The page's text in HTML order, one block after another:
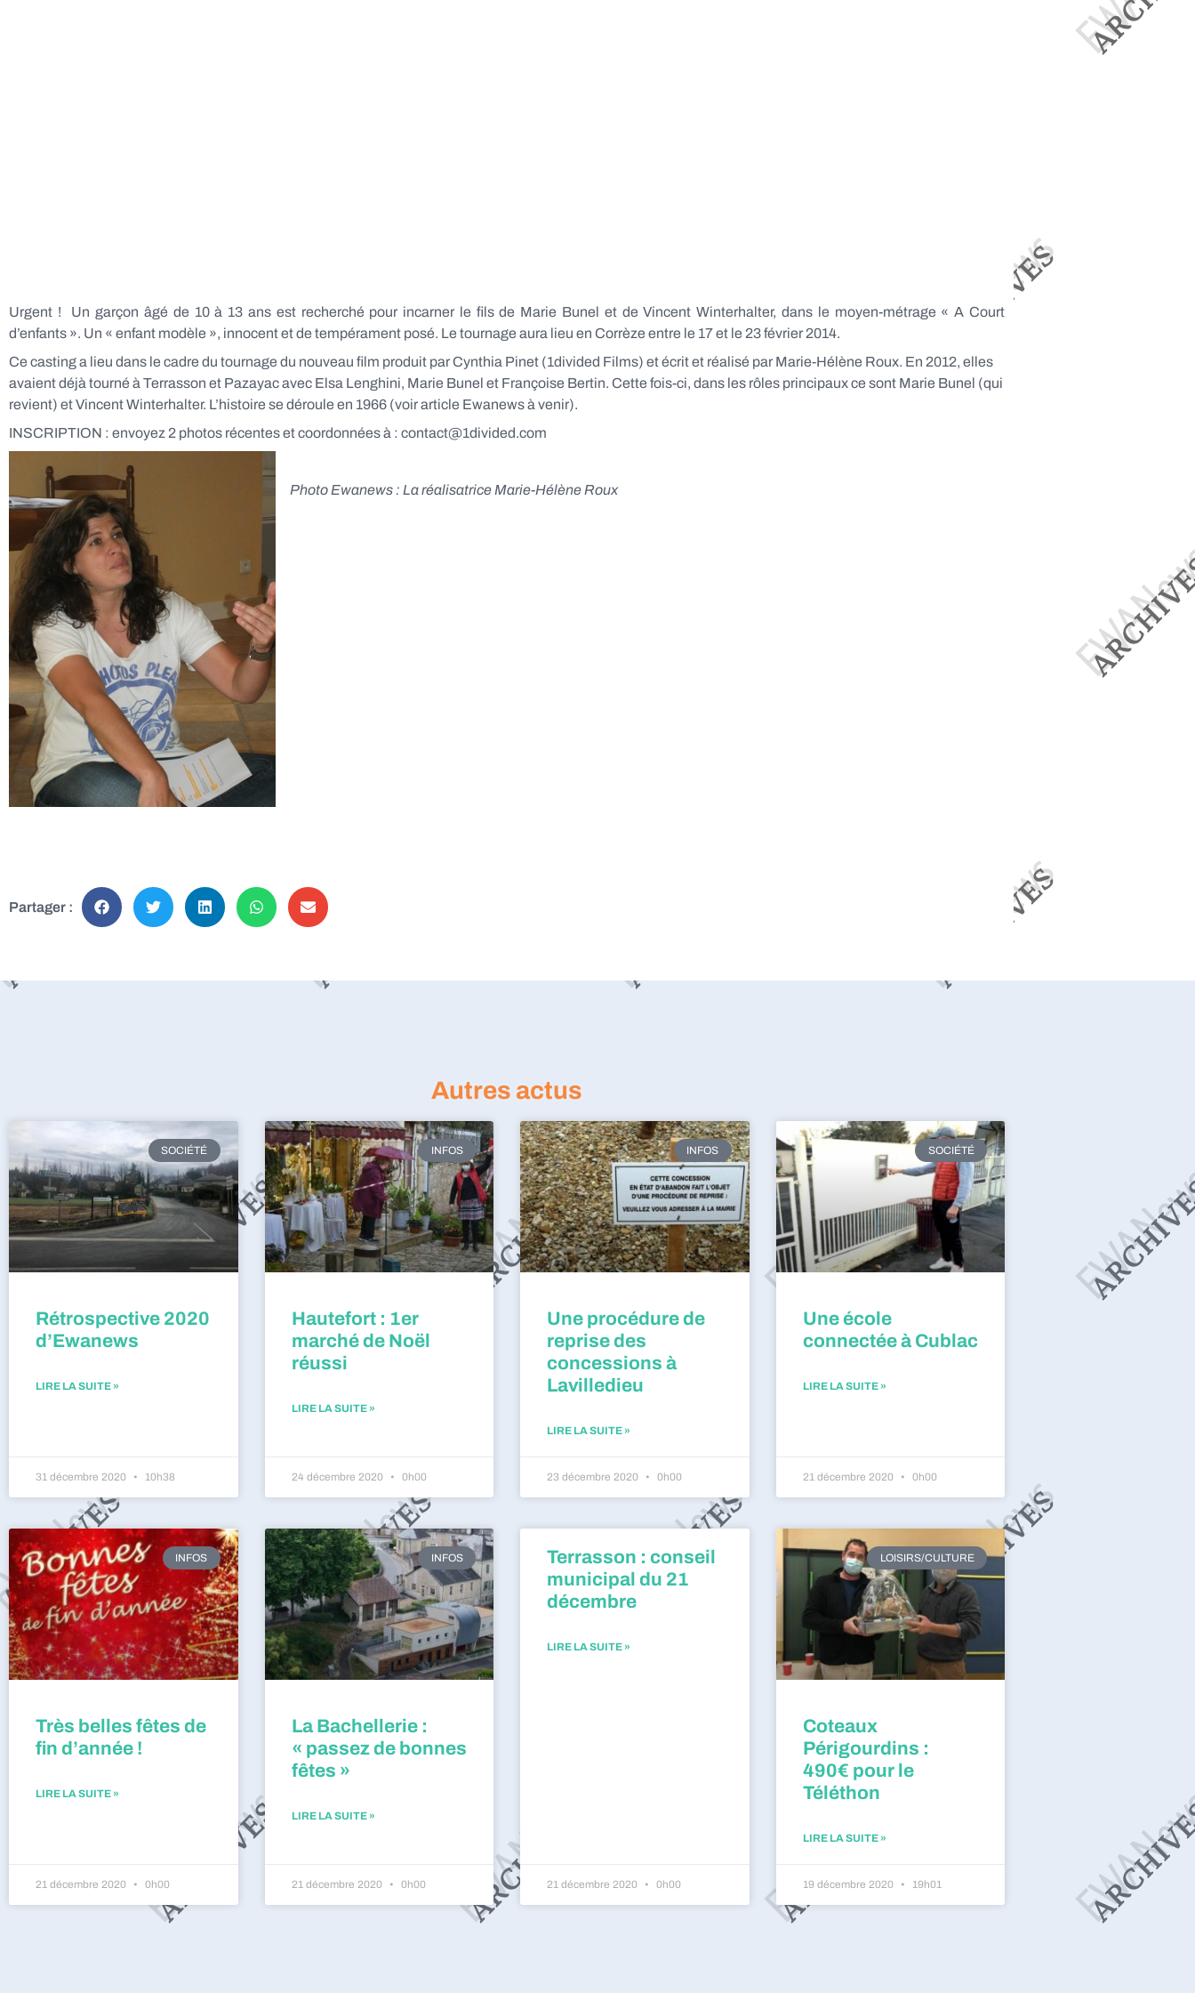
Urgent ! Un garçon âgé de 10 à 13 ans est recherché pour incarner le fils de Marie Bunel et de Vincent Winterhalter, dans le moyen-métrage « A Court
d’enfants ». Un « enfant modèle », innocent et de tempérament posé. Le tournage aura lieu en Corrèze entre le 17 et le 23 février 2014.
Ce casting a lieu dans le cadre du tournage du nouveau film produit par Cynthia Pinet (1divided Films) et écrit et réalisé par Marie-Hélène Roux. En 2012, elles
avaient déjà tourné à Terrasson et Pazayac avec Elsa Lenghini, Marie Bunel et Françoise Bertin. Cette fois-ci, dans les rôles principaux ce sont Marie Bunel (qui
revient) et Vincent Winterhalter. L’histoire se déroule en 1966 (voir article Ewanews à venir).
INSCRIPTION : envoyez 2 photos récentes et coordonnées à : contact@1divided.com
Photo Ewanews : La réalisatrice Marie-Hélène Roux
Partager :
Autres actus
SOCIÉTÉ
Rétrospective 2020
d’Ewanews
LIRE LA SUITE »
31 décembre 2020 10h38
INFOS
Hautefort : 1er
marché de Noël
réussi
LIRE LA SUITE »
24 décembre 2020 0h00
INFOS
Une procédure de
reprise des
concessions à
Lavilledieu
LIRE LA SUITE »
23 décembre 2020 0h00
SOCIÉTÉ
Une école
connectée à Cublac
LIRE LA SUITE »
21 décembre 2020 0h00
INFOS
Très belles fêtes de
fin d’année !
LIRE LA SUITE »
21 décembre 2020 0h00
INFOS
La Bachellerie :
« passez de bonnes
fêtes »
LIRE LA SUITE »
21 décembre 2020 0h00
Terrasson : conseil
municipal du 21
décembre
LIRE LA SUITE »
21 décembre 2020 0h00
LOISIRS/CULTURE
Coteaux
Périgourdins :
490€ pour le
Téléthon
LIRE LA SUITE »
19 décembre 2020 19h01